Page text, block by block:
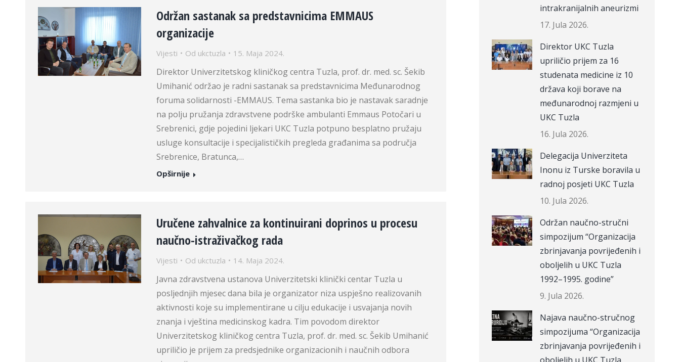
Održan sastanak sa predstavnicima EMMAUS
organizacije
Vijesti Od ukctuzla 15. Maja 2024.
Direktor Univerzitetskog kliničkog centra Tuzla, prof. dr. med. sc. Šekib
Umihanić održao je radni sastanak sa predstavnicima Međunarodnog
foruma solidarnosti -EMMAUS. Tema sastanka bio je nastavak saradnje
na polju pružanja zdravstvene podrške ambulanti Emmaus Potočari u
Srebrenici, gdje pojedini ljekari UKC Tuzla potpuno besplatno pružaju
usluge konsultacije i specijalističkih pregleda građanima sa područja
Srebrenice, Bratunca,…
Opširnije
Uručene zahvalnice za kontinuirani doprinos u procesu
naučno-istraživačkog rada
Vijesti Od ukctuzla 14. Maja 2024.
Javna zdravstvena ustanova Univerzitetski klinički centar Tuzla u
posljednjih mjesec dana bila je organizator niza uspješno realizovanih
aktivnosti koje su implementirane u cilju edukacije i usvajanja novih
znanja i vještina medicinskog kadra. Tim povodom direktor
Univerzitetskog kliničkog centra Tuzla, prof. dr. med. sc. Šekib Umihanić
upriličio je prijem za predsjednike organizacionih i naučnih odbora
intrakranijalnih aneurizmi
17. Jula 2026.
Direktor UKC Tuzla
upriličio prijem za 16
studenata medicine iz 10
država koji borave na
međunarodnoj razmjeni u
UKC Tuzla
16. Jula 2026.
Delegacija Univerziteta
Inonu iz Turske boravila u
radnoj posjeti UKC Tuzla
10. Jula 2026.
Održan naučno-stručni
simpozijum “Organizacija
zbrinjavanja povrijeđenih i
oboljelih u UKC Tuzla
1992–1995. godine”
9. Jula 2026.
Najava naučno-stručnog
simpozijuma “Organizacija
zbrinjavanja povrijeđenih i